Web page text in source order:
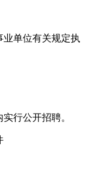
单位有关规定执
行公开招聘。